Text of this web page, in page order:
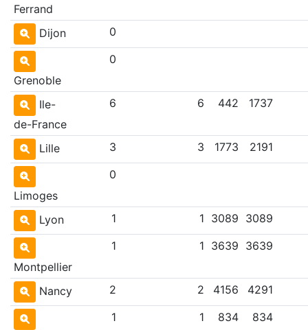
Ferrand
Dijon 0
Grenoble
0
Ile-
de-France
6 6 442 1737
Lille 3 3 1773 2191
Limoges
0
Lyon 1 1 3089 3089
Montpellier
1 1 3639 3639
Nancy 2 2 4156 4291
1 1 834 834